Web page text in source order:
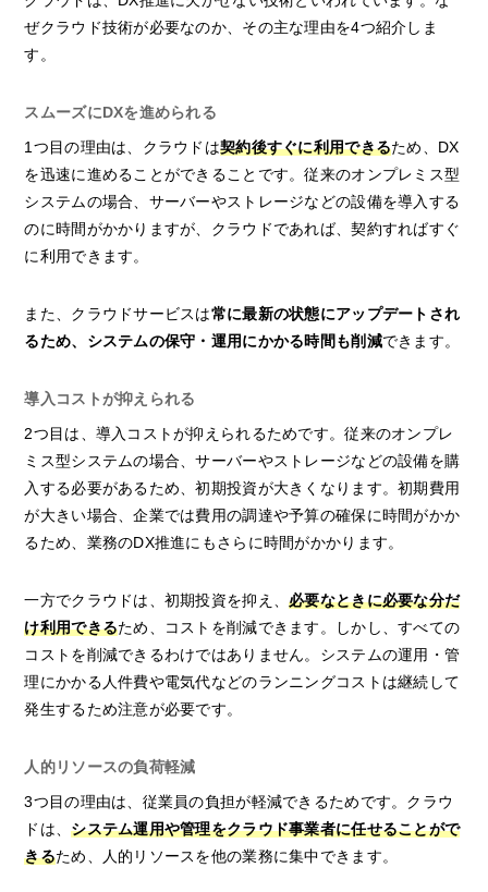
ぜクラウド技術が必要なのか、その主な理由を4つ紹介しま
す。
スムーズにDXを進められる
1つ目の理由は、クラウドは契約後すぐに利用できるため、DX
を迅速に進めることができることです。従来のオンプレミス型
システムの場合、サーバーやストレージなどの設備を導入する
のに時間がかかりますが、クラウドであれば、契約すればすぐ
に利用できます。
また、クラウドサービスは常に最新の状態にアップデートされ
るため、システムの保守・運用にかかる時間も削減できます。
導入コストが抑えられる
2つ目は、導入コストが抑えられるためです。従来のオンプレ
ミス型システムの場合、サーバーやストレージなどの設備を購
入する必要があるため、初期投資が大きくなります。初期費用
が大きい場合、企業では費用の調達や予算の確保に時間がかか
るため、業務のDX推進にもさらに時間がかかります。
一方でクラウドは、初期投資を抑え、必要なときに必要な分だ
け利用できるため、コストを削減できます。しかし、すべての
コストを削減できるわけではありません。システムの運用・管
理にかかる人件費や電気代などのランニングコストは継続して
発生するため注意が必要です。
人的リソースの負荷軽減
3つ目の理由は、従業員の負担が軽減できるためです。クラウ
ドは、システム運用や管理をクラウド事業者に任せることがで
きるため、人的リソースを他の業務に集中できます。